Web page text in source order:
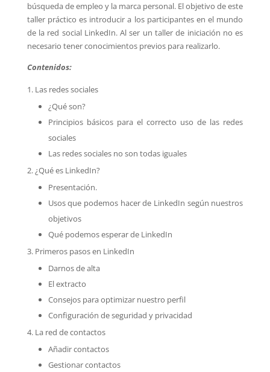
búsqueda de empleo y la marca personal. El objetivo de este
taller práctico es introducir a los participantes en el mundo
de la red social LinkedIn. Al ser un taller de iniciación no es
necesario tener conocimientos previos para realizarlo.
Contenidos:
Las redes sociales
¿Qué son?
Principios básicos para el correcto uso de las redes
sociales
Las redes sociales no son todas iguales
¿Qué es LinkedIn?
Presentación.
Usos que podemos hacer de LinkedIn según nuestros
objetivos
Qué podemos esperar de LinkedIn
Primeros pasos en LinkedIn
Darnos de alta
El extracto
Consejos para optimizar nuestro perfil
Configuración de seguridad y privacidad
La red de contactos
Añadir contactos
Gestionar contactos